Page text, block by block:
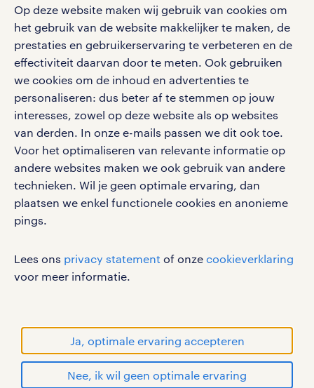
Op deze website maken wij gebruik van cookies om
het gebruik van de website makkelijker te maken, de
prestaties en gebruikerservaring te verbeteren en de
effectiviteit daarvan door te meten. Ook gebruiken
we cookies om de inhoud en advertenties te
personaliseren: dus beter af te stemmen op jouw
interesses, zowel op deze website als op websites
van derden. In onze e-mails passen we dit ook toe.
Voor het optimaliseren van relevante informatie op
andere websites maken we ook gebruik van andere
technieken. Wil je geen optimale ervaring, dan
plaatsen we enkel functionele cookies en anonieme
pings.
Lees ons privacy statement of onze cookieverklaring
voor meer informatie.
Ja, optimale ervaring accepteren
Nee, ik wil geen optimale ervaring
Volg ons voor de leukste content omtrent
vacatures, solliciteren en inspiratie.
werken bij randstad
gebruikersvoorwaarden
privacystatement
cookies
disclaimer
sitemap
RANDSTAD, HUMAN FORWARD en SHAPING THE
WORLD OF WORK zijn geregistreerde